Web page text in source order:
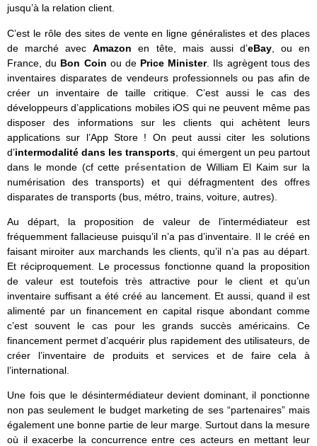
jusqu’à la relation client.
C’est le rôle des sites de vente en ligne généralistes et des places
de marché avecAmazonen tête, mais aussi d’eBay, ou en
France, du Bon Coin ou de Price Minister. Ils agrègent tous des
inventaires disparates de vendeurs professionnels ou pas afin de
créer un inventaire de taille critique. C’est aussi le cas des
développeurs d’applications mobiles iOS qui ne peuvent même pas
disposer des informations sur les clients qui achètent leurs
applications sur l’App Store ! On peut aussi citer les solutions
d’intermodalité dans les transports , qui émergent un peu partout
dans le monde (cf cette présentation de William El Kaim sur la
numérisation des transports) et qui défragmentent des offres
disparates de transports (bus, métro, trains, voiture, autres).
Au départ, la proposition de valeur de l’intermédiateur est
fréquemment fallacieuse puisqu’il n’a pas d’inventaire. Il le créé en
faisant miroiter aux marchands les clients, qu’il n’a pas au départ.
Et réciproquement. Le processus fonctionne quand la proposition
de valeur est toutefois très attractive pour le client et qu’un
inventaire suffisant a été créé au lancement. Et aussi, quand il est
alimenté par un financement en capital risque abondant comme
c’est souvent le cas pour les grands succès américains. Ce
financement permet d’acquérir plus rapidement des utilisateurs, de
créer l’inventaire de produits et services et de faire cela à
l’international.
Une fois que le désintermédiateur devient dominant, il ponctionne
non pas seulement le budget marketing de ses “partenaires” mais
également une bonne partie de leur marge. Surtout dans la mesure
où il exacerbe la concurrence entre ces acteurs en mettant leur